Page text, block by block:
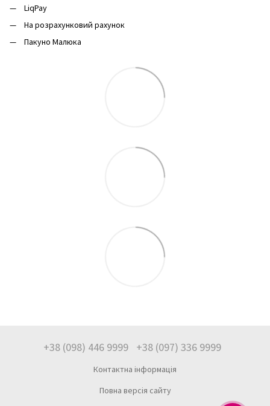
LiqPay
На розрахунковий рахунок
Пакуно Малюка
+38 (098) 446 9999 +38 (097) 336 9999
Контактна інформація
Повна версія сайту